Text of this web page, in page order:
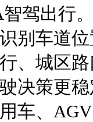
驾出行
别车道
、城区
决策更
车、